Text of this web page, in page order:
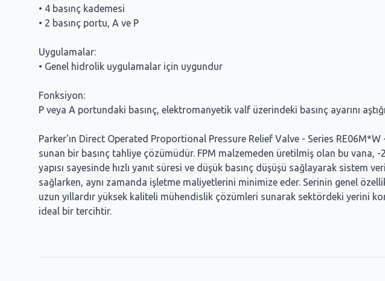
• 4 basınç kademesi
• 2 basınç portu, A ve P
Uygulamalar:
• Genel hidrolik uygulamalar için uygundur
Fonksiyon:
P veya A portundaki basınç, elektromanyetik valf üzerindeki basınç ayarını
Parker'ın Direct Operated Proportional Pressure Relief Valve - Series
sunan bir basınç tahliye çözümüdür. FPM malzemeden üretilmiş olan bu vana, -
yapısı sayesinde hızlı yanıt süresi ve düşük basınç düşüşü sağlayarak sistem
sağlarken, aynı zamanda işletme maliyetlerini minimize eder. Serinin genel
uzun yıllardır yüksek kaliteli mühendislik çözümleri sunarak sektördeki yerini
ideal bir tercihtir.